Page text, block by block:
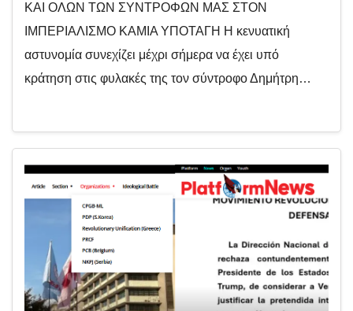
ΚΑΙ ΟΛΩΝ ΤΩΝ ΣΥΝΤΡΟΦΩΝ ΜΑΣ ΣΤΟΝ
ΙΜΠΕΡΙΑΛΙΣΜΟ ΚΑΜΙΑ ΥΠΟΤΑΓΗ Η κενυατική
αστυνομία συνεχίζει μέχρι σήμερα να έχει υπό
κράτηση στις φυλακές της τον σύντροφο Δημήτρη…